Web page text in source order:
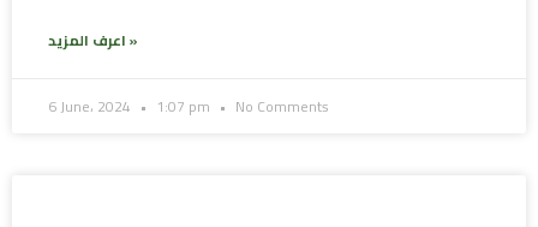
اعرف المزيد »
6 June، 2024 1:07 pm No Comments